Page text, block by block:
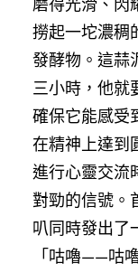
撈起一坨濃稠
發酵物。這蒜
三小時，他就
確保它能感受
在精神上達到
進行心靈交流
對勁的信號。
叭同時發出了
「咕嚕——咕